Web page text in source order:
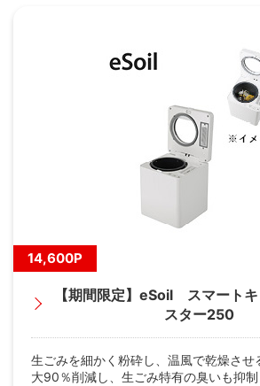
14,600P
【期間限定】eSoil スマート
スター250
生ごみを細かく粉砕し、温風で乾燥させ
大90％削減し、生ごみ特有の臭いも抑制